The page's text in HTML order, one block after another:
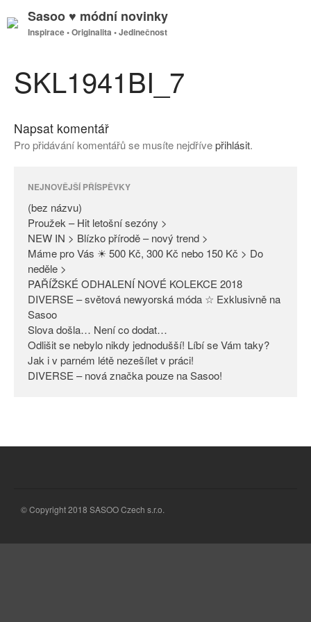
Proužek – Hit letošní sezóny >
Kč nebo 150 Kč > Do neděle >
PAŘÍŽSKÉ ODHALENÍ NOVÉ
KOLEKCE 2018
móda ☆ Exklusivně na Sasoo
Odlišit se nebylo nikdy
jednodušší! Líbí se Vám taky?
Jak i v parném létě nezešílet v
práci!
Sasoo ♥ módní novinky
Inspirace • Originalita • Jedinečnost
SKL1941BI_7
Napsat komentář
Pro přidávání komentářů se musíte nejdřívepřihlásit.
NEJNOVĚJŠÍ PŘÍSPĚVKY
(bez názvu)
Proužek – Hit letošní sezóny >
NEW IN > Blízko přírodě – nový trend >
Máme pro Vás ☀ 500 Kč, 300 Kč nebo 150 Kč > Do
neděle >
PAŘÍŽSKÉ ODHALENÍ NOVÉ KOLEKCE 2018
DIVERSE – světová newyorská móda ☆ Exklusivně na
Sasoo
Slova došla… Není co dodat…
Odlišit se nebylo nikdy jednodušší! Líbí se Vám taky?
Jak i v parném létě nezešílet v práci!
DIVERSE – nová značka pouze na Sasoo!
© Copyright 2018 SASOO Czech s.r.o.